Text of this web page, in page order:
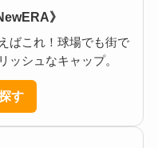
》
ばこれ！球場でも街で
ッシュなキャップ。
す